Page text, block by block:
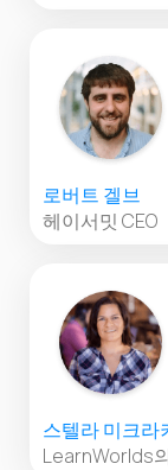
로버트 겔브
헤이서밋 CEO
스텔라 미크라
LearnWorlds